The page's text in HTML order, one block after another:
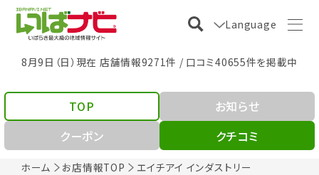
Language
8月9日（日）現在 店舗情報9271件 / 口コミ40655件を掲載中
ホーム お店情報TOP エイチアイ インダストリー
TOP
お知らせ
クーポン
クチコミ